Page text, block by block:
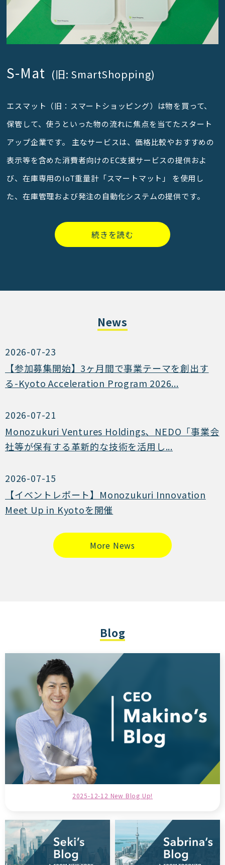
S-Mat (旧: SmartShopping)
エスマット（旧：スマートショッピング）は物を買って、
保管して、使うといった物の流れに焦点を当てたスタート
アップ企業です。 主なサービスは、価格比較やおすすめの
表示等を含めた消費者向けのEC支援サービスの提供およ
び、在庫専用のIoT重量計「スマートマット」 を使用し
た、在庫管理および発注の自動化システムの提供です。
続きを読む
News
2026-07-23
【参加募集開始】3ヶ月間で事業テーマを創出す
る-Kyoto Acceleration Program 2026...
2026-07-21
Monozukuri Ventures Holdings、NEDO「事業会
社等が保有する革新的な技術を活用し...
2026-07-15
【イベントレポート】Monozukuri Innovation
Meet Up in Kyotoを開催
More News
Blog
2025-12-12 New Blog Up!